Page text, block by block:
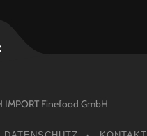
Finefood GmbH